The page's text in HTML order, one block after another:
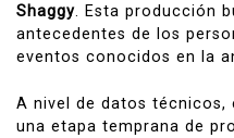
Shaggy. Esta producción
antecedentes de los
eventos conocidos en la
A nivel de datos técnicos,
una etapa temprana de